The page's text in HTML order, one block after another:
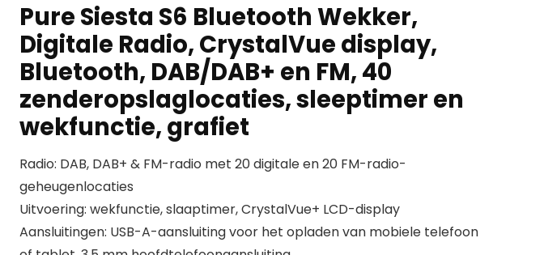
Pure Siesta S6 Bluetooth Wekker,
Digitale Radio, CrystalVue display,
Bluetooth, DAB/DAB+ en FM, 40
zenderopslaglocaties, sleeptimer en
wekfunctie, grafiet
Radio: DAB, DAB+ & FM-radio met 20 digitale en 20 FM-radio-
geheugenlocaties
Uitvoering: wekfunctie, slaaptimer, CrystalVue+ LCD-display
Aansluitingen: USB-A-aansluiting voor het opladen van mobiele telefoon